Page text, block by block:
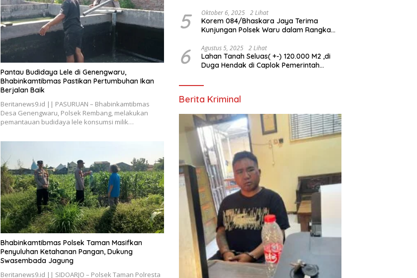
Pantau Budidaya Lele di Genengwaru,
Bhabinkamtibmas Pastikan Pertumbuhan Ikan
Berjalan Baik
Beritanews9.id || PASURUAN – Bhabinkamtibmas
Desa Genengwaru, Polsek Rembang, melakukan
pemantauan budidaya lele konsumsi milik…
Bhabinkamtibmas Polsek Taman Masifkan
Penyuluhan Ketahanan Pangan, Dukung
Swasembada Jagung
Beritanews9.id || SIDOARJO – Polsek Taman Polresta
5 Oktober 6, 2025 2 Lihat
Korem 084/Bhaskara Jaya Terima
Kunjungan Polsek Waru dalam Rangka
6 Agustus 5, 2025 2 Lihat
Lahan Tanah Seluas( +-) 120.000 M2 ,di
Duga Hendak di Caplok Pemerintah
Berita Kriminal